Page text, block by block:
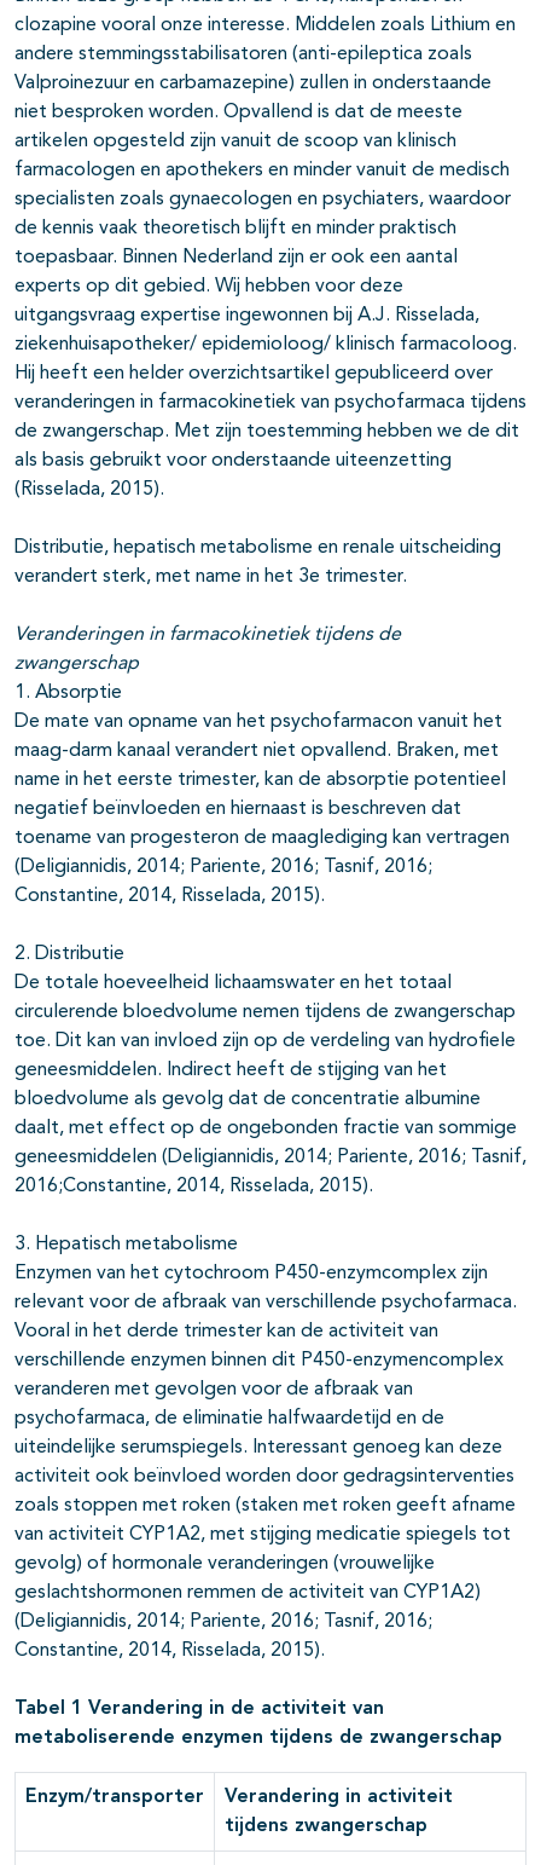
clozapine vooral onze interesse. Middelen zoals Lithium en
andere stemmingsstabilisatoren (anti-epileptica zoals
Valproinezuur en carbamazepine) zullen in onderstaande
niet besproken worden. Opvallend is dat de meeste
artikelen opgesteld zijn vanuit de scoop van klinisch
farmacologen en apothekers en minder vanuit de medisch
specialisten zoals gynaecologen en psychiaters, waardoor
de kennis vaak theoretisch blijft en minder praktisch
toepasbaar. Binnen Nederland zijn er ook een aantal
experts op dit gebied. Wij hebben voor deze
uitgangsvraag expertise ingewonnen bij A.J. Risselada,
ziekenhuisapotheker/ epidemioloog/ klinisch farmacoloog.
Hij heeft een helder overzichtsartikel gepubliceerd over
veranderingen in farmacokinetiek van psychofarmaca tijdens
de zwangerschap. Met zijn toestemming hebben we de dit
als basis gebruikt voor onderstaande uiteenzetting
(Risselada, 2015).
Distributie, hepatisch metabolisme en renale uitscheiding
verandert sterk, met name in het 3e trimester.
Veranderingen in farmacokinetiek tijdens de
zwangerschap
1. Absorptie
De mate van opname van het psychofarmacon vanuit het
maag-darm kanaal verandert niet opvallend. Braken, met
name in het eerste trimester, kan de absorptie potentieel
negatief beïnvloeden en hiernaast is beschreven dat
toename van progesteron de maaglediging kan vertragen
(Deligiannidis, 2014; Pariente, 2016; Tasnif, 2016;
Constantine, 2014, Risselada, 2015).
2. Distributie
De totale hoeveelheid lichaamswater en het totaal
circulerende bloedvolume nemen tijdens de zwangerschap
toe. Dit kan van invloed zijn op de verdeling van hydrofiele
geneesmiddelen. Indirect heeft de stijging van het
bloedvolume als gevolg dat de concentratie albumine
daalt, met effect op de ongebonden fractie van sommige
geneesmiddelen (Deligiannidis, 2014; Pariente, 2016; Tasnif,
2016;Constantine, 2014, Risselada, 2015).
3. Hepatisch metabolisme
Enzymen van het cytochroom P450-enzymcomplex zijn
relevant voor de afbraak van verschillende psychofarmaca.
Vooral in het derde trimester kan de activiteit van
verschillende enzymen binnen dit P450-enzymencomplex
veranderen met gevolgen voor de afbraak van
psychofarmaca, de eliminatie halfwaardetijd en de
uiteindelijke serumspiegels. Interessant genoeg kan deze
activiteit ook beïnvloed worden door gedragsinterventies
zoals stoppen met roken (staken met roken geeft afname
van activiteit CYP1A2, met stijging medicatie spiegels tot
gevolg) of hormonale veranderingen (vrouwelijke
geslachtshormonen remmen de activiteit van CYP1A2)
(Deligiannidis, 2014; Pariente, 2016; Tasnif, 2016;
Constantine, 2014, Risselada, 2015).
Tabel 1 Verandering in de activiteit van
metaboliserende enzymen tijdens de zwangerschap
Enzym/transporter
Verandering in activiteit
tijdens zwangerschap